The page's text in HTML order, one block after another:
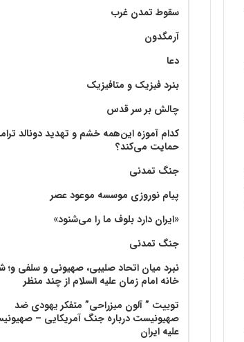
سقوط تمدن غرب
آرمگدون
دعا
بنرد فیزیک و متافیزیک
چالش بر سر قدس
کدام آموزه این‌همه خشم و تهدید دونالد
حمایت می‌کند؟
جنگ تمدنی
پیام نوروزی موسسه موعود عصر
«ایران دارد بلوف ما را می‌شنود»
جنگ تمدنی
نبرد میان اتحاد صلیبی، صهیونی و سلفی و؛
خانه امام زمان علیه السلام از چند منظر
توییت ” آلون میزراحی” متفکر یهودی ضد
صهیونیست درباره جنگ آمریکایی –
علیه ایران